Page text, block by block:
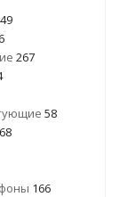
267
58
68
166